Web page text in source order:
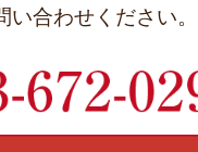
い合わせください。